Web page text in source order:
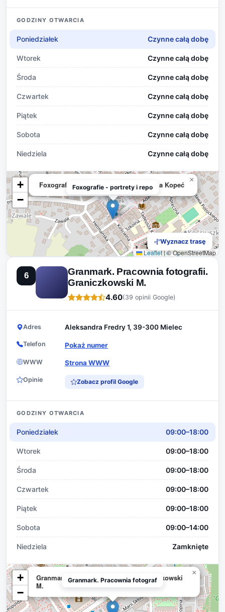
GODZINY OTWARCIA
Poniedziałek Czynne całą dobę
Wtorek Czynne całą dobę
Środa Czynne całą dobę
Czwartek Czynne całą dobę
Piątek Czynne całą dobę
Sobota Czynne całą dobę
Niedziela Czynne całą dobę
Foxografie - portrety i reportaże Paulina Kopeć
×
+
−
Leaflet|© OpenStreetMap
Foxografie - portrety i repo
Wyznacz trasę
6
Granmark. Pracownia fotografii.
Graniczkowski M.
4.60(39 opinii Google)
Adres Aleksandra Fredry 1, 39-300 Mielec
Telefon Pokaż numer
WWW Strona WWW
Opinie Zobacz profil Google
GODZINY OTWARCIA
Poniedziałek 09:00–18:00
Wtorek 09:00–18:00
Środa 09:00–18:00
Czwartek 09:00–18:00
Piątek 09:00–18:00
Sobota 09:00–14:00
Niedziela Zamknięte
Granmark. Pracownia fotografii. Graniczkowski
M.
×
+
−
Granmark. Pracownia fotograf